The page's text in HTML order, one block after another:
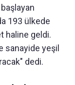
193 ülkede
haline geldi.
sanayide yeşil
dedi.